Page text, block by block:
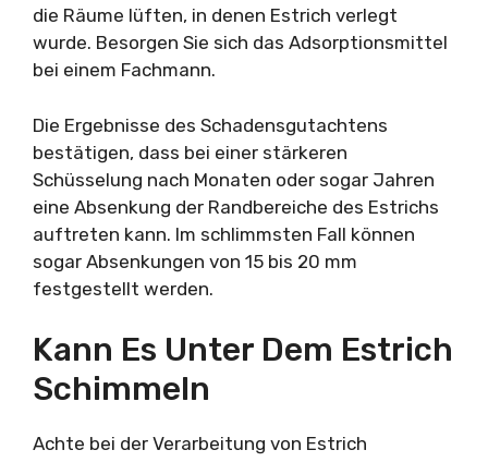
die Räume lüften, in denen Estrich verlegt
wurde. Besorgen Sie sich das Adsorptionsmittel
bei einem Fachmann.
Die Ergebnisse des Schadensgutachtens
bestätigen, dass bei einer stärkeren
Schüsselung nach Monaten oder sogar Jahren
eine Absenkung der Randbereiche des Estrichs
auftreten kann. Im schlimmsten Fall können
sogar Absenkungen von 15 bis 20 mm
festgestellt werden.
Kann Es Unter Dem Estrich
Schimmeln
Achte bei der Verarbeitung von Estrich